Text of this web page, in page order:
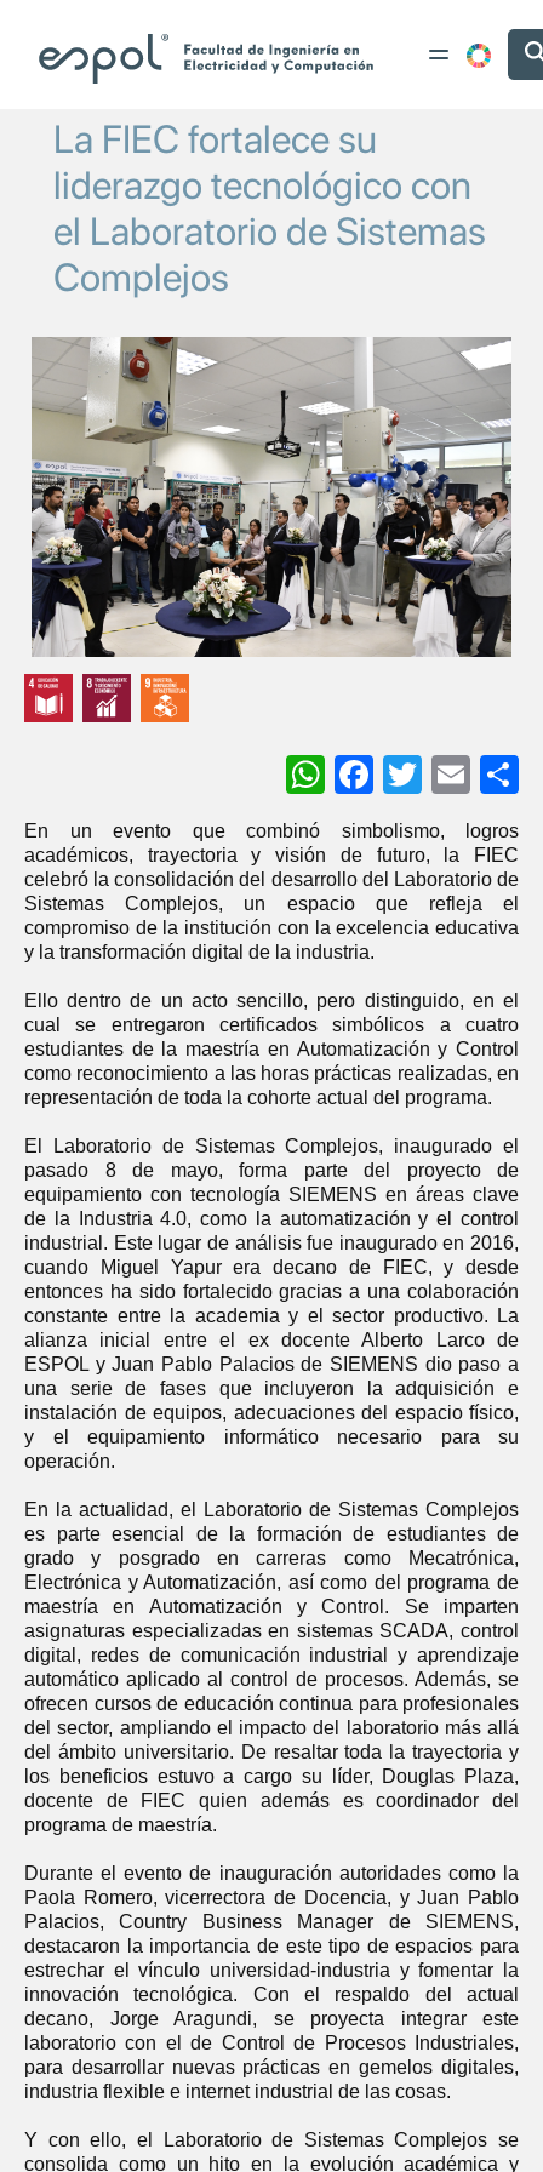
La FIEC fortalece su
liderazgo tecnológico con
el Laboratorio de Sistemas
Complejos
Image
WhatsApp
Facebook
Twitter
En un evento que combinó simbolismo, logros
académicos, trayectoria y visión de futuro, la FIEC
celebró la consolidación del desarrollo del Laboratorio de
Sistemas Complejos, un espacio que refleja el
compromiso de la institución con la excelencia educativa
y la transformación digital de la industria.
Ello dentro de un acto sencillo, pero distinguido, en el
cual se entregaron certificados simbólicos a cuatro
estudiantes de la maestría en Automatización y Control
como reconocimiento a las horas prácticas realizadas, en
representación de toda la cohorte actual del programa.
El Laboratorio de Sistemas Complejos, inaugurado el
pasado 8 de mayo, forma parte del proyecto de
equipamiento con tecnología SIEMENS en áreas clave
de la Industria 4.0, como la automatización y el control
industrial. Este lugar de análisis fue inaugurado en 2016,
cuando Miguel Yapur era decano de FIEC, y desde
entonces ha sido fortalecido gracias a una colaboración
constante entre la academia y el sector productivo. La
alianza inicial entre el ex docente Alberto Larco de
ESPOL y Juan Pablo Palacios de SIEMENS dio paso a
una serie de fases que incluyeron la adquisición e
instalación de equipos, adecuaciones del espacio físico,
y el equipamiento informático necesario para su
operación.
En la actualidad, el Laboratorio de Sistemas Complejos
es parte esencial de la formación de estudiantes de
grado y posgrado en carreras como Mecatrónica,
Electrónica y Automatización, así como del programa de
maestría en Automatización y Control. Se imparten
asignaturas especializadas en sistemas SCADA, control
digital, redes de comunicación industrial y aprendizaje
automático aplicado al control de procesos. Además, se
ofrecen cursos de educación continua para profesionales
del sector, ampliando el impacto del laboratorio más allá
del ámbito universitario. De resaltar toda la trayectoria y
los beneficios estuvo a cargo su líder, Douglas Plaza,
docente de FIEC quien además es coordinador del
programa de maestría.
Durante el evento de inauguración autoridades como la
Paola Romero, vicerrectora de Docencia, y Juan Pablo
Palacios, Country Business Manager de SIEMENS,
destacaron la importancia de este tipo de espacios para
estrechar el vínculo universidad-industria y fomentar la
innovación tecnológica. Con el respaldo del actual
decano, Jorge Aragundi, se proyecta integrar este
laboratorio con el de Control de Procesos Industriales,
para desarrollar nuevas prácticas en gemelos digitales,
industria flexible e internet industrial de las cosas.
Y con ello, el Laboratorio de Sistemas Complejos se
consolida como un hito en la evolución académica y